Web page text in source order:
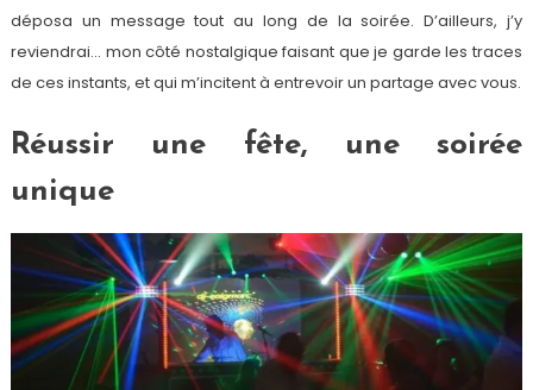
déposa un message tout au long de la soirée. D’ailleurs, j’y
reviendrai… mon côté nostalgique faisant que je garde les traces
de ces instants, et qui m’incitent à entrevoir un partage avec vous.
Réussir une fête, une soirée
unique